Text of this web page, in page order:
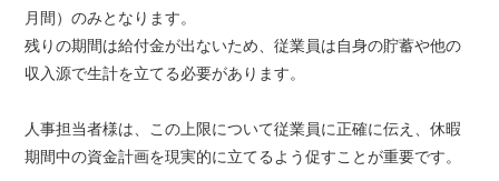
月間）のみとなります。
残りの期間は給付金が出ないため、従業員は自身の貯蓄や他の
収入源で生計を立てる必要があります。
人事担当者様は、この上限について従業員に正確に伝え、休暇
期間中の資金計画を現実的に立てるよう促すことが重要です。